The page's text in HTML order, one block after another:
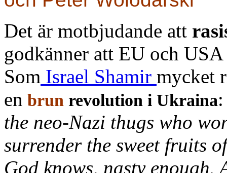
Det är motbjudande att
godkänner att EU och
Som Israel Shamir mycket
en brun revolution i Ukraina
the neo-Nazi thugs who
surrender the sweet fruits
God knows, nasty